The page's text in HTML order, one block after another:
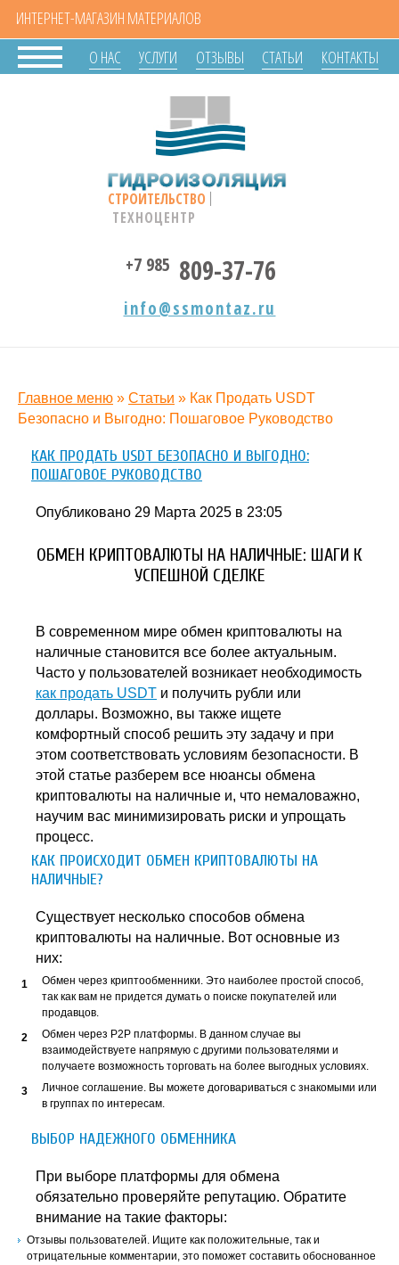
О НАС УСЛУГИ ОТЗЫВЫ СТАТЬИ КОНТАКТЫ
ИНТЕРНЕТ-МАГАЗИН МАТЕРИАЛОВ
ГИДРОИЗОЛЯЦИЯ
СТРОИТЕЛЬСТВО
ТЕХНОЦЕНТР
+7 985 809-37-76
info@ssmontaz.ru
Главное меню » Статьи » Как Продать USDT
Безопасно и Выгодно: Пошаговое Руководство
КАК ПРОДАТЬ USDT БЕЗОПАСНО И ВЫГОДНО:
ПОШАГОВОЕ РУКОВОДСТВО
Опубликовано 29 Марта 2025 в 23:05
ОБМЕН КРИПТОВАЛЮТЫ НА НАЛИЧНЫЕ: ШАГИ К
УСПЕШНОЙ СДЕЛКЕ
В современном мире обмен криптовалюты на
наличные становится все более актуальным.
Часто у пользователей возникает необходимость
как продать USDT и получить рубли или
доллары. Возможно, вы также ищете
комфортный способ решить эту задачу и при
этом соответствовать условиям безопасности. В
этой статье разберем все нюансы обмена
криптовалюты на наличные и, что немаловажно,
научим вас минимизировать риски и упрощать
процесс.
КАК ПРОИСХОДИТ ОБМЕН КРИПТОВАЛЮТЫ НА
НАЛИЧНЫЕ?
Существует несколько способов обмена
криптовалюты на наличные. Вот основные из
них:
Обмен через криптообменники. Это наиболее простой способ,
так как вам не придется думать о поиске покупателей или
продавцов.
Обмен через P2P платформы. В данном случае вы
взаимодействуете напрямую с другими пользователями и
получаете возможность торговать на более выгодных условиях.
Личное соглашение. Вы можете договариваться с знакомыми или
в группах по интересам.
ВЫБОР НАДЕЖНОГО ОБМЕННИКА
При выборе платформы для обмена
обязательно проверяйте репутацию. Обратите
внимание на такие факторы:
Отзывы пользователей. Ищите как положительные, так и
отрицательные комментарии, это поможет составить обоснованное